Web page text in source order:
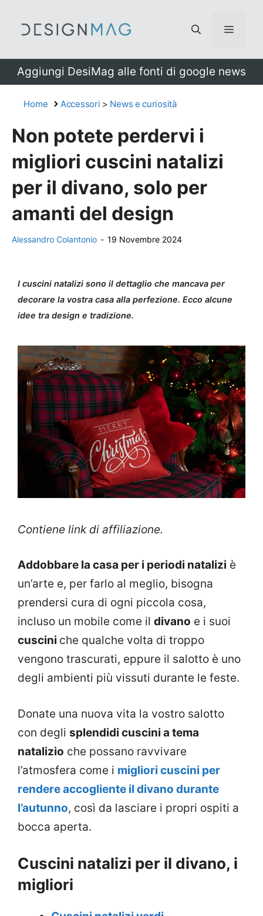
Menu
Aggiungi DesiMag alle fonti di google news
Home Accessori > News e curiosità
Non potete perdervi i
migliori cuscini natalizi
per il divano, solo per
amanti del design
Alessandro Colantonio - 19 Novembre 2024
I cuscini natalizi sono il dettaglio che mancava per
decorare la vostra casa alla perfezione. Ecco alcune
idee tra design e tradizione.
Contiene link di affiliazione.
Addobbare la casa per i periodi natalizi è
un’arte e, per farlo al meglio, bisogna
prendersi cura di ogni piccola cosa,
incluso un mobile come il divano e i suoi
cuscini che qualche volta di troppo
vengono trascurati, eppure il salotto è uno
degli ambienti più vissuti durante le feste.
Donate una nuova vita la vostro salotto
con degli splendidi cuscini a tema
natalizio che possano ravvivare
l’atmosfera come i migliori cuscini per
rendere accogliente il divano durante
l’autunno, così da lasciare i propri ospiti a
bocca aperta.
Cuscini natalizi per il divano, i
migliori